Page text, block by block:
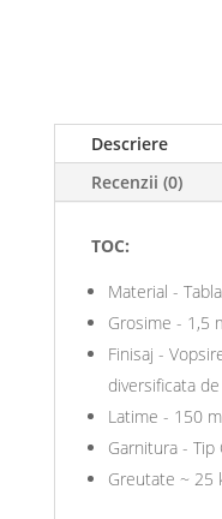
Descriere
Recenzii (0)
TOC:
Material -
Grosime - 1,5
Finisaj -
diversificata
Latime - 150
Garnitura -
Greutate ~ 25